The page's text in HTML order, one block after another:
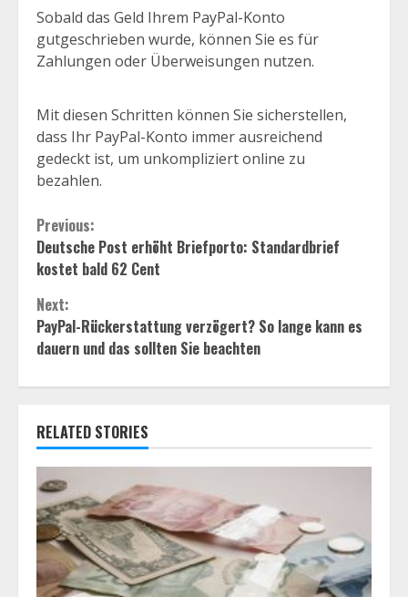
Sobald das Geld Ihrem PayPal-Konto
gutgeschrieben wurde, können Sie es für
Zahlungen oder Überweisungen nutzen.
Mit diesen Schritten können Sie sicherstellen,
dass Ihr PayPal-Konto immer ausreichend
gedeckt ist, um unkompliziert online zu
bezahlen.
Continue
Reading
Previous:
Deutsche Post erhöht Briefporto: Standardbrief
kostet bald 62 Cent
Next:
PayPal-Rückerstattung verzögert? So lange kann es
dauern und das sollten Sie beachten
RELATED STORIES